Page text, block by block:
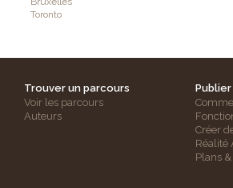
Toronto
Trouver un parcours
Voir les parcours
Auteurs
Créer
Réalité
Plans